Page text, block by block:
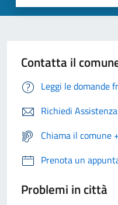
Contatta il
Leggi le domande
Richiedi Assistenza
Chiama il comune
Prenota un
Problemi in città